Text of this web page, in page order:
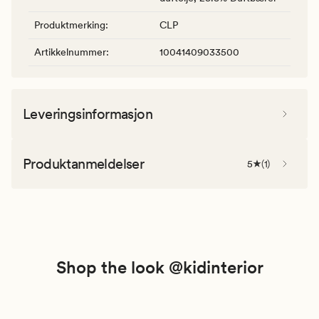
Produktmerking: CLP
Artikkelnummer: 10041409033500
Leveringsinformasjon
Produktanmeldelser 5 (1)
Shop the look @kidinterior